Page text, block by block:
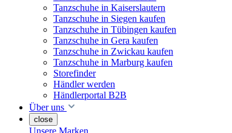
Tanzschuhe in Kaiserslautern
Tanzschuhe in Siegen kaufen
Tanzschuhe in Tübingen kaufen
Tanzschuhe in Gera kaufen
Tanzschuhe in Zwickau kaufen
Tanzschuhe in Marburg kaufen
Storefinder
Händler werden
Händlerportal B2B
Über uns
close
Unsere Marken